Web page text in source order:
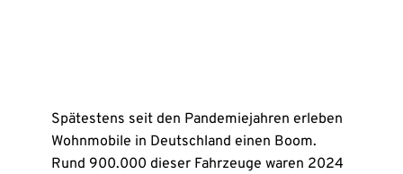
Spätestens seit den Pandemiejahren erleben
Wohnmobile in Deutschland einen Boom.
Rund 900.000 dieser Fahrzeuge waren 2024